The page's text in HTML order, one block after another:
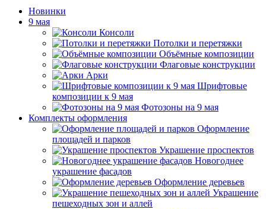
Новинки
9 мая
Консоли
Потолки и перетяжки
Объёмные композиции
Флаговые конструкции
Арки
Шрифтовые
композиции к 9 мая
Фотозоны на 9 мая
Комплекты оформления
Оформление
площадей и парков
Украшение проспектов
Новогоднее
украшение фасадов
Оформление деревьев
Украшение
пешеходных зон и аллей